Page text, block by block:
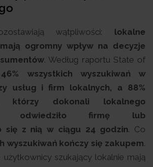
wątpliwości: lokalne
ogromny wpływ na decyzje
. Według raportu State of
46% wszystkich wyszukiwań w
usług i firm lokalnych, a 88%
którzy dokonali lokalnego
odwiedziło firmę lub
się z nią w ciągu 24 godzin. Co
wyszukiwań kończy się zakupem.
szukający lokalnie mają